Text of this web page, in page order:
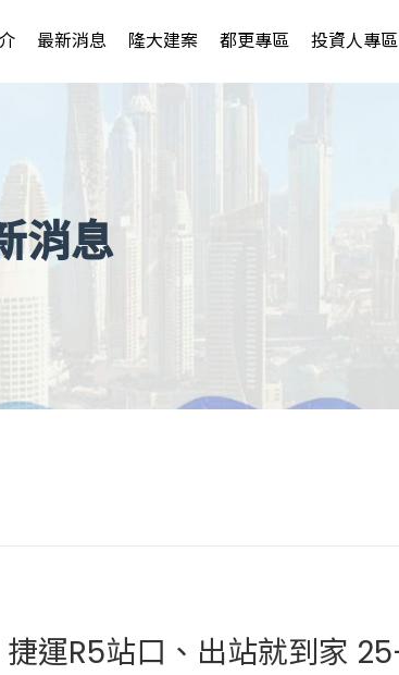
最新消息 隆大建案 都更專區 投資人專區
消息
運R5站口、出站就到家